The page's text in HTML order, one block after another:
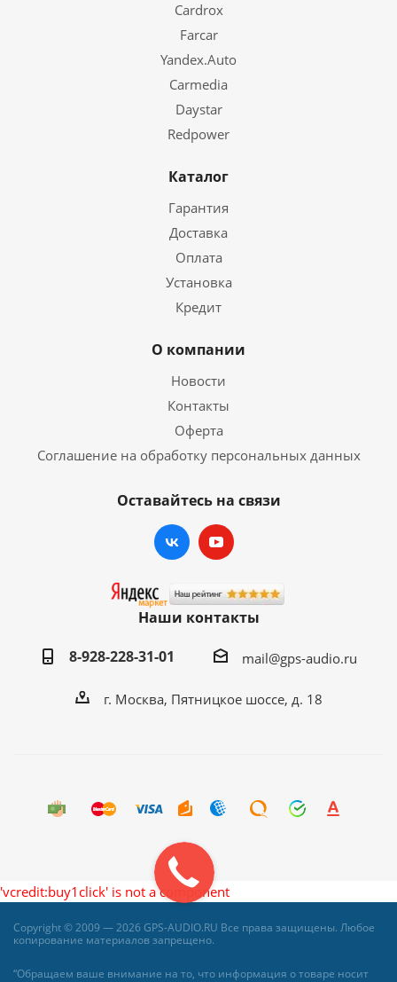
Cardrox
Farcar
Yandex.Auto
Carmedia
Daystar
Redpower
Каталог
Гарантия
Доставка
Оплата
Установка
Кредит
О компании
Новости
Контакты
Оферта
Соглашение на обработку персональных данных
Оставайтесь на связи
Наши контакты
8-928-228-31-01
mail@gps-audio.ru
г. Москва, Пятницкое шоссе, д. 18
'vcredit:buy1click' is not a component
Copyright © 2009 — 2026 GPS-AUDIO.RU Все права защищены. Любое
копирование материалов запрещено.
“Обращаем ваше внимание на то, что информация о товаре носит